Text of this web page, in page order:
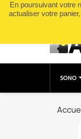
En poursuivant votre
actualiser votre
SONO